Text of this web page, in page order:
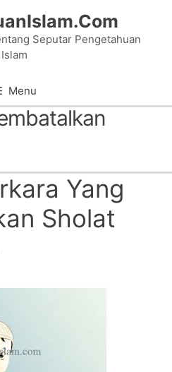
Seputar Pengetahuan
Islam
Menu
Yang
Sholat